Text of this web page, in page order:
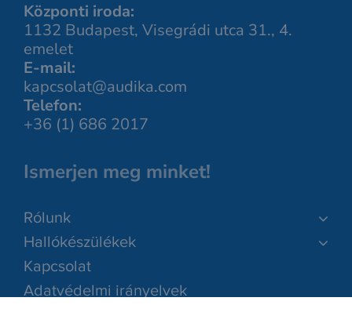
Központi iroda:
1132 Budapest, Visegrádi utca 31., 4.
emelet
E-mail:
kapcsolat@audika.com
Telefon:
+36 (1) 686 2017
Ismerjen meg minket!
Rólunk
Hallókészülékek
Kapcsolat
Adatvédelmi irányelvek